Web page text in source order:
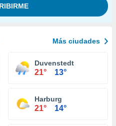
Más ciudades
Duvenstedt
21° 13°
Harburg
21° 14°